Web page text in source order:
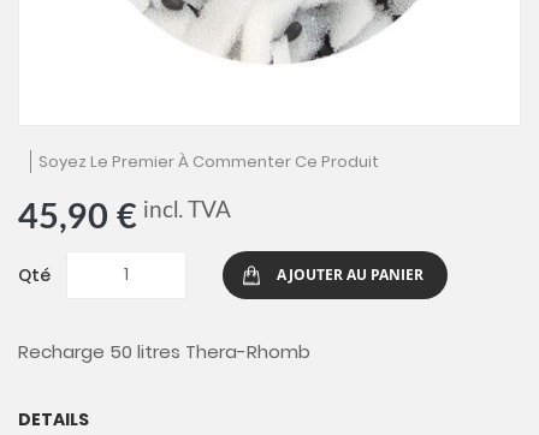
Soyez Le Premier À Commenter Ce Produit
45,90 € incl. TVA
Qté AJOUTER AU PANIER
Recharge 50 litres Thera-Rhomb
Skip
to
the
beginning
images
DETAILS